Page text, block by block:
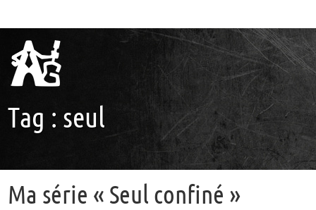
Tag : seul
Ma série « Seul confiné »